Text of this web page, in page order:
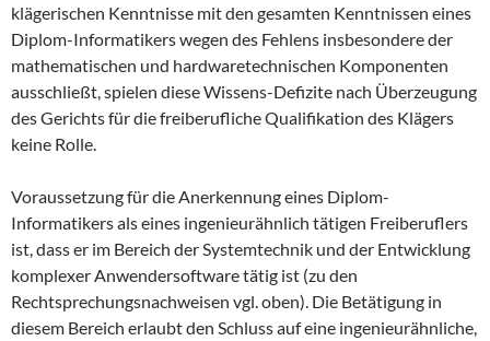
klägerischen Kenntnisse mit den gesamten Kenntnissen eines
Diplom-Informatikers wegen des Fehlens insbesondere der
mathematischen und hardwaretechnischen Komponenten
ausschließt, spielen diese Wissens-Defizite nach Überzeugung
des Gerichts für die freiberufliche Qualifikation des Klägers
keine Rolle.
Voraussetzung für die Anerkennung eines Diplom-
Informatikers als eines ingenieurähnlich tätigen Freiberuflers
ist, dass er im Bereich der Systemtechnik und der Entwicklung
komplexer Anwendersoftware tätig ist (zu den
Rechtsprechungsnachweisen vgl. oben). Die Betätigung in
diesem Bereich erlaubt den Schluss auf eine ingenieurähnliche,